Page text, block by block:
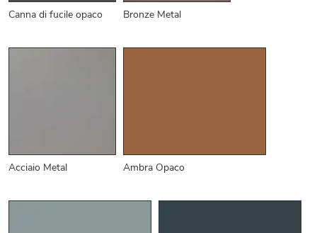
Canna di fucile opaco Bronze Metal
Acciaio Metal Ambra Opaco